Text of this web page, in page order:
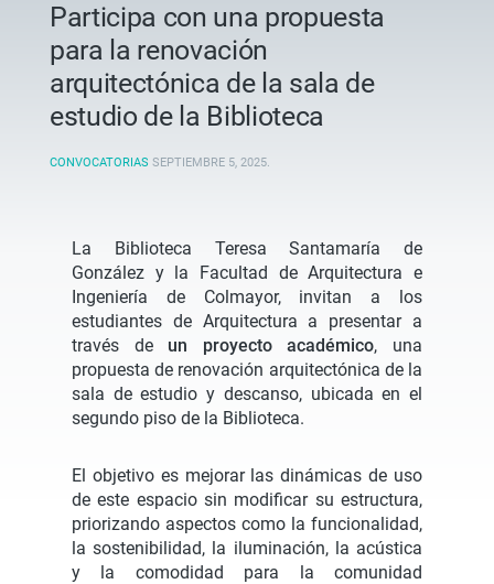
Participa con una propuesta
para la renovación
arquitectónica de la sala de
estudio de la Biblioteca
CONVOCATORIAS SEPTIEMBRE 5, 2025.
La Biblioteca Teresa Santamaría de
González y la Facultad de Arquitectura e
Ingeniería de Colmayor, invitan a los
estudiantes de Arquitectura a presentar a
través de un proyecto académico, una
propuesta de renovación arquitectónica de la
sala de estudio y descanso, ubicada en el
segundo piso de la Biblioteca.
El objetivo es mejorar las dinámicas de uso
de este espacio sin modificar su estructura,
priorizando aspectos como la funcionalidad,
la sostenibilidad, la iluminación, la acústica
y la comodidad para la comunidad